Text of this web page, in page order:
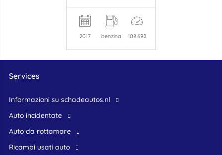
2017 benzina 108.692
Services
Informazioni su schadeautos.nl
Auto incidentate
Auto da rottamare
Ricambi usati auto